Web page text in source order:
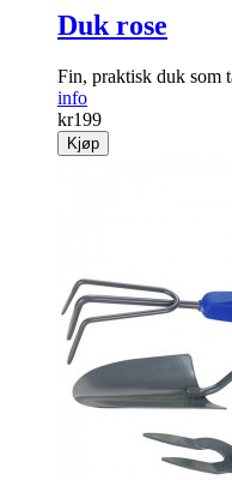
Duk rose
Fin, praktisk duk som
info
kr199
Kjøp